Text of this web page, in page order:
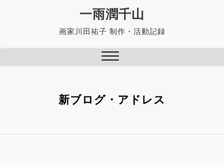
一雨潤千山
画家川田祐子 制作・活動記録
新ブログ・アドレス